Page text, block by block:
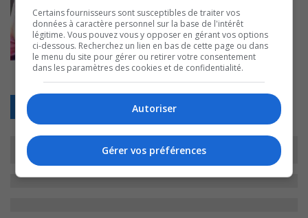
Certains fournisseurs sont susceptibles de traiter vos
données à caractère personnel sur la base de l'intérêt
légitime. Vous pouvez vous y opposer en gérant vos options
ci-dessous. Recherchez un lien en bas de cette page ou dans
le menu du site pour gérer ou retirer votre consentement
dans les paramètres des cookies et de confidentialité.
Autoriser
Gérer vos préférences